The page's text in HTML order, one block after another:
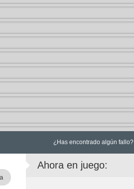
¿Has encontrado algún fallo?
Ahora en juego: